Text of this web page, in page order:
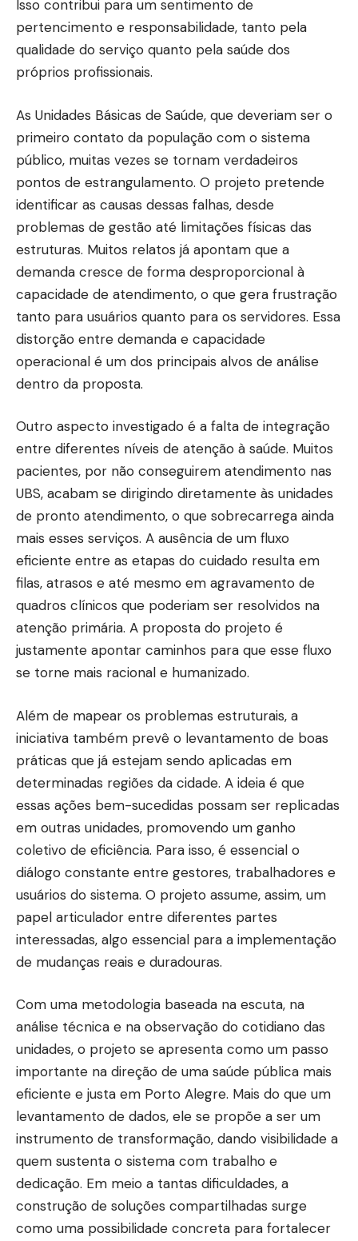
Isso contribui para um sentimento de
pertencimento e responsabilidade, tanto pela
qualidade do serviço quanto pela saúde dos
próprios profissionais.
As Unidades Básicas de Saúde, que deveriam ser o
primeiro contato da população com o sistema
público, muitas vezes se tornam verdadeiros
pontos de estrangulamento. O projeto pretende
identificar as causas dessas falhas, desde
problemas de gestão até limitações físicas das
estruturas. Muitos relatos já apontam que a
demanda cresce de forma desproporcional à
capacidade de atendimento, o que gera frustração
tanto para usuários quanto para os servidores. Essa
distorção entre demanda e capacidade
operacional é um dos principais alvos de análise
dentro da proposta.
Outro aspecto investigado é a falta de integração
entre diferentes níveis de atenção à saúde. Muitos
pacientes, por não conseguirem atendimento nas
UBS, acabam se dirigindo diretamente às unidades
de pronto atendimento, o que sobrecarrega ainda
mais esses serviços. A ausência de um fluxo
eficiente entre as etapas do cuidado resulta em
filas, atrasos e até mesmo em agravamento de
quadros clínicos que poderiam ser resolvidos na
atenção primária. A proposta do projeto é
justamente apontar caminhos para que esse fluxo
se torne mais racional e humanizado.
Além de mapear os problemas estruturais, a
iniciativa também prevê o levantamento de boas
práticas que já estejam sendo aplicadas em
determinadas regiões da cidade. A ideia é que
essas ações bem-sucedidas possam ser replicadas
em outras unidades, promovendo um ganho
coletivo de eficiência. Para isso, é essencial o
diálogo constante entre gestores, trabalhadores e
usuários do sistema. O projeto assume, assim, um
papel articulador entre diferentes partes
interessadas, algo essencial para a implementação
de mudanças reais e duradouras.
Com uma metodologia baseada na escuta, na
análise técnica e na observação do cotidiano das
unidades, o projeto se apresenta como um passo
importante na direção de uma saúde pública mais
eficiente e justa em Porto Alegre. Mais do que um
levantamento de dados, ele se propõe a ser um
instrumento de transformação, dando visibilidade a
quem sustenta o sistema com trabalho e
dedicação. Em meio a tantas dificuldades, a
construção de soluções compartilhadas surge
como uma possibilidade concreta para fortalecer